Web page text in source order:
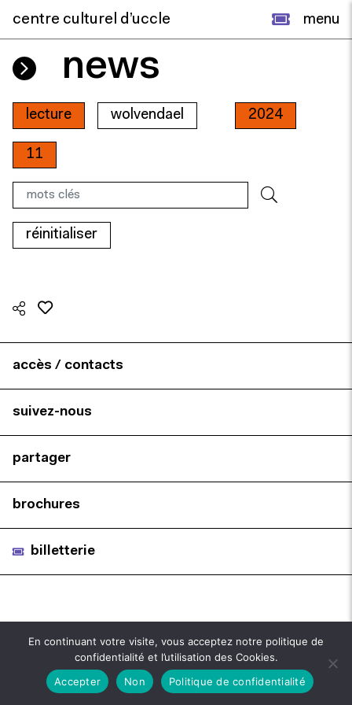
centre culturel d’uccle menu
news
lecture wolvendael 2024
11
réinitialiser
accès / contacts
suivez-nous
partager
brochures
billetterie
En continuant votre visite, vous acceptez notre politique de
confidentialité et l’utilisation des Cookies.
Accepter
Non Politique de confidentialité